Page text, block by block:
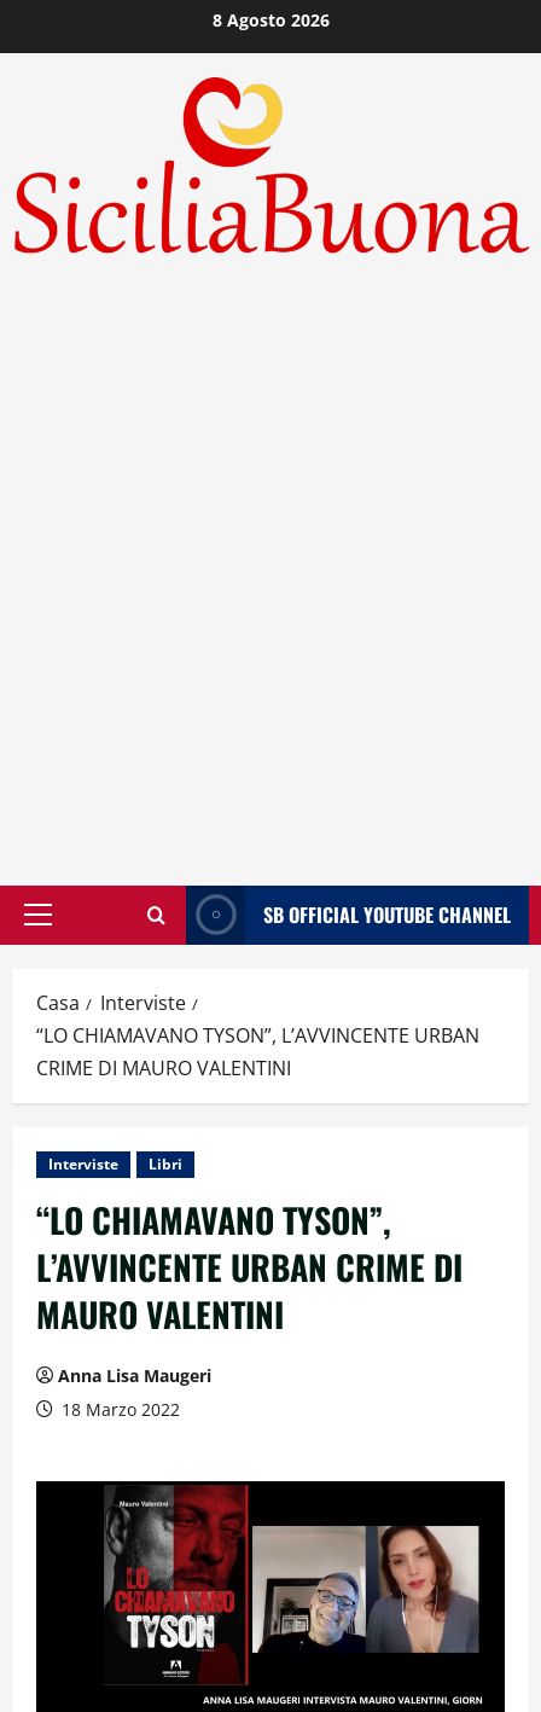
al
8 Agosto 2026
Menù
SB OFFICIAL YOUTUBE CHANNEL
Casa
Interviste
“LO CHIAMAVANO TYSON”, L’AVVINCENTE URBAN
CRIME DI MAURO VALENTINI
Interviste Libri
“LO CHIAMAVANO TYSON”,
L’AVVINCENTE URBAN CRIME DI
MAURO VALENTINI
Anna Lisa Maugeri
18 Marzo 2022